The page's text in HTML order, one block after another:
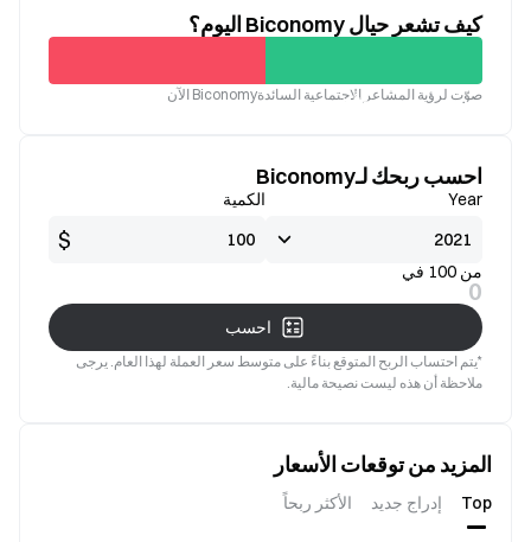
كيف تشعر حيال Biconomy اليوم؟
جيدة
غير
صوّت لرؤية المشاعر الاجتماعية السائدةBiconomy الآن
احسب ربحك لـBiconomy
Year الكمية
$
من 100 في
0
احسب
*يتم احتساب الربح المتوقع بناءً على متوسط سعر العملة لهذا العام. يرجى
ملاحظة أن هذه ليست نصيحة مالية.
المزيد من توقعات الأسعار
Top إدراج جديد الأكثر ربحاً